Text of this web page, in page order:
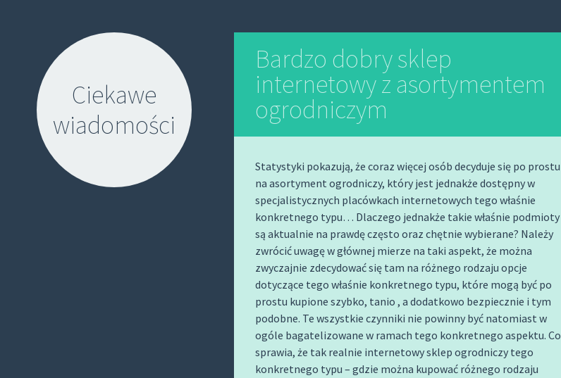
Ciekawe
wiadomości
Bardzo dobry sklep
internetowy z asortymentem
ogrodniczym
Statystyki pokazują, że coraz więcej osób decyduje się po prostu
na asortyment ogrodniczy, który jest jednakże dostępny w
specjalistycznych placówkach internetowych tego właśnie
konkretnego typu… Dlaczego jednakże takie właśnie podmioty
są aktualnie na prawdę często oraz chętnie wybierane? Należy
zwrócić uwagę w głównej mierze na taki aspekt, że można
zwyczajnie zdecydować się tam na różnego rodzaju opcje
dotyczące tego właśnie konkretnego typu, które mogą być po
prostu kupione szybko, tanio , a dodatkowo bezpiecznie i tym
podobne. Te wszystkie czynniki nie powinny być natomiast w
ogóle bagatelizowane w ramach tego konkretnego aspektu. Co
sprawia, że tak realnie internetowy sklep ogrodniczy tego
konkretnego typu – gdzie można kupować różnego rodzaju